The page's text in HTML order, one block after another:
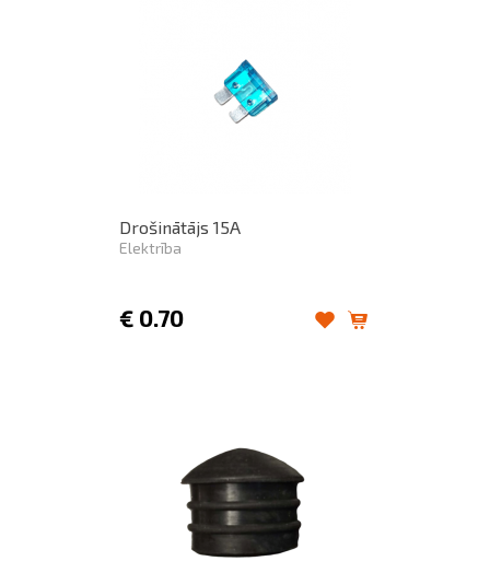
Drošinātājs 15A
Elektrība
€ 0.70